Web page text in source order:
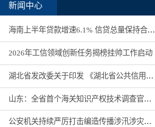
新闻中心
海南上半年贷款增速6.1% 信贷总量保持合理平稳增长
2026年工信领域创新任务揭榜挂帅工作启动
湖北省发改委关于印发 《湖北省公共信用信息目录（2026年版）》的通知
山东：全省首个海关知识产权技术调查官制度落地济南自贸片区
公安机关持续严厉打击编造传播涉汛涉灾网络谣言